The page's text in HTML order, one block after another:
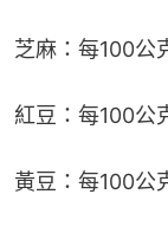
芝麻：每100公
紅豆：每100公
黃豆：每100公